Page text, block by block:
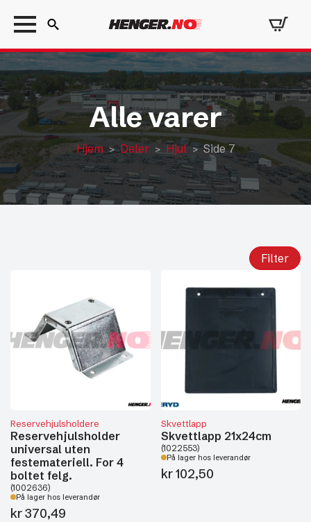
Search
for:
Alle varer
Hjem Deler Hjul Side 7
Filter
Reservehjulsholdere
Reservehjulsholder
universal uten
festemateriell. For 4
boltet felg.
(1002636)
På lager hos leverandør
kr370,49
Skvettlapp
Skvettlapp 21x24cm
(1022553)
På lager hos leverandør
kr102,50